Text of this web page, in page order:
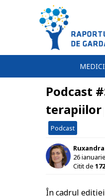
Podcast
terapiilor
Podcast
26
Citit de 172
În cadrul